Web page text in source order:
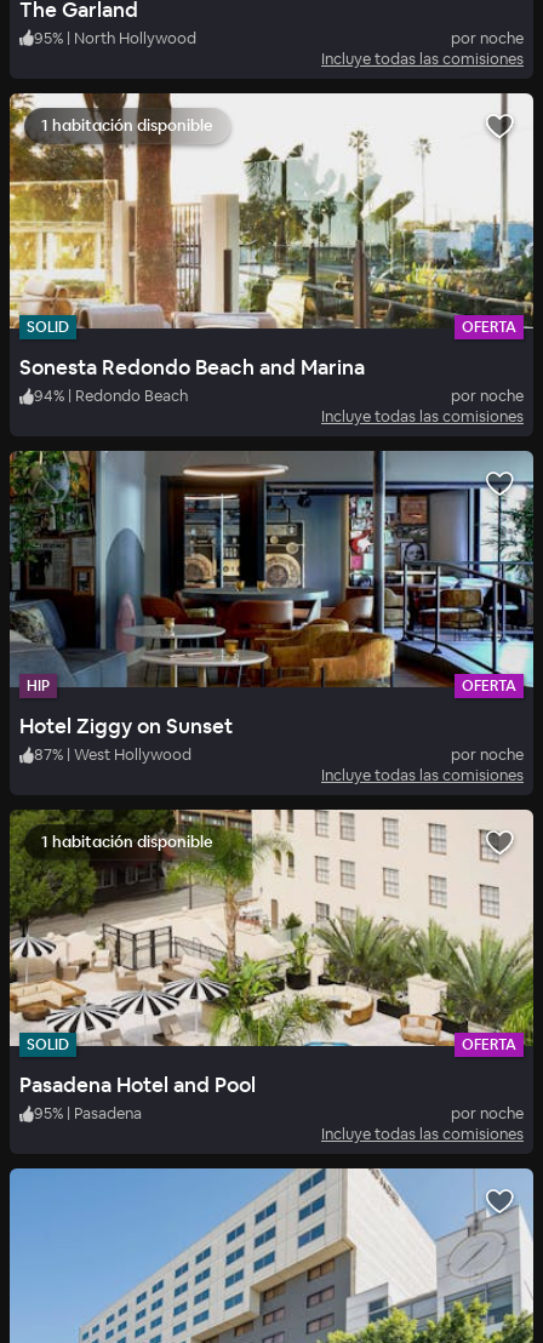
The Garland
95% | North Hollywood
por noche
Incluye todas las comisiones
1 habitación disponible
SOLID OFERTA
Sonesta Redondo Beach and Marina
94% Redondo Beach
por noche
Incluye todas las comisiones
HIP OFERTA
Hotel Ziggy on Sunset
87% | West Hollywood
por noche
Incluye todas las comisiones
1 habitación disponible
SOLID OFERTA
Pasadena Hotel and Pool
95% | Pasadena
por noche
Incluye todas las comisiones